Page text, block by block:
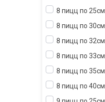
8 пицц по 25см
8 пицц по 30см
8 пицц по 32см
8 пицц по 33см
8 пицц по 35см
8 пицц по 40см